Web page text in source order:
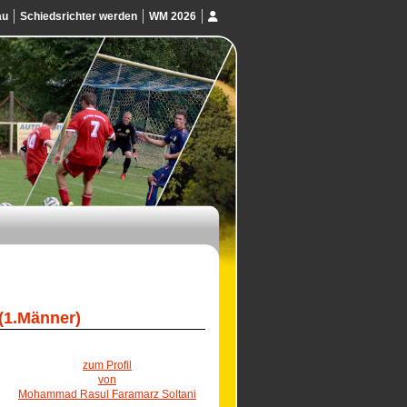
Schiedsrichter werden WM 2026
zum Profil
von
Mohammad Rasul Faramarz Soltani